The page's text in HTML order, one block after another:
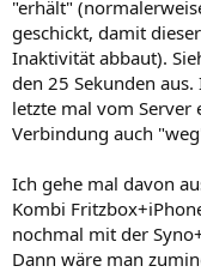
handshake response
2022-08-09
keepalive packet
2022-08-09
handshake because
"erhält"
geschickt, damit
Inaktivität abbaut).
den 25 Sekunden
letzte mal vom Server
Verbindung auch
Ich gehe mal davon
Kombi
nochmal mit der
Dann wäre man